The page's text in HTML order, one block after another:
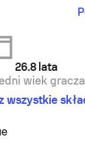
26.8 lata
wiek gracza
wszystkie